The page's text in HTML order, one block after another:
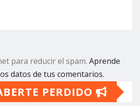
para reducir el spam. Aprende
datos de tus comentarios.
PERDIDO